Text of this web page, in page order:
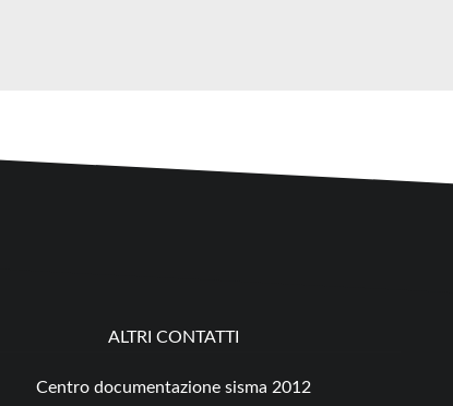
ALTRI CONTATTI
Centro documentazione sisma 2012